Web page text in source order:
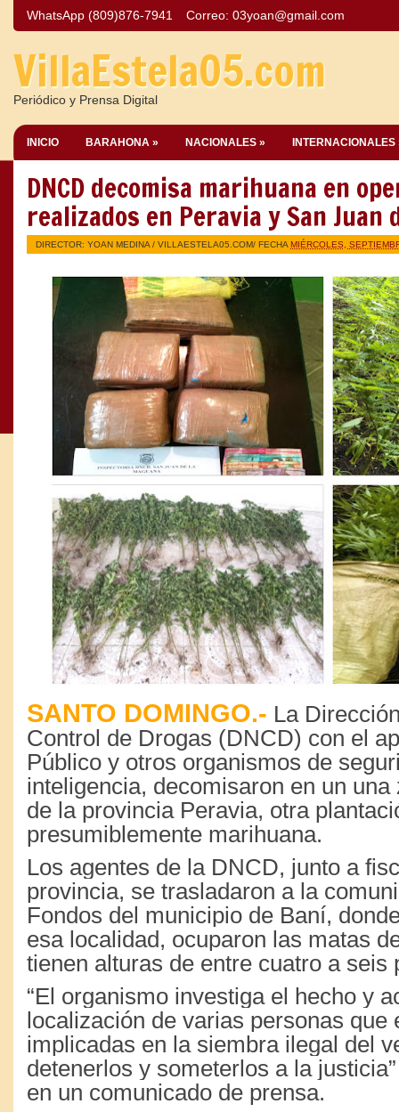
WhatsApp (809)876-7941 Correo: 03yoan@gmail.com
VillaEstela05.com
Periódico y Prensa Digital
INICIO BARAHONA » NACIONALES » INTERNACIONALES
DNCD decomisa marihuana en
realizados en Peravia y San Juan
DIRECTOR: YOAN MEDINA / VILLAESTELA05.COM/ FECHA MIÉRCOLES,
SANTO DOMINGO.- La
Control de Drogas (DNCD) con el
Público y otros organismos de
inteligencia, decomisaron en un una
de la provincia Peravia, otra
presumiblemente marihuana.
Los agentes de la DNCD, junto a
provincia, se trasladaron a la
Fondos del municipio de Baní,
esa localidad, ocuparon las matas
tienen alturas de entre cuatro a seis
“El organismo investiga el hecho y
localización de varias personas que
implicadas en la siembra ilegal del
detenerlos y someterlos a la
en un comunicado de prensa.